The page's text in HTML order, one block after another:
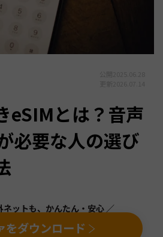
eSIMとは？音声
必要な人の選び
ネットも、かんたん・安心 ／
をダウンロード